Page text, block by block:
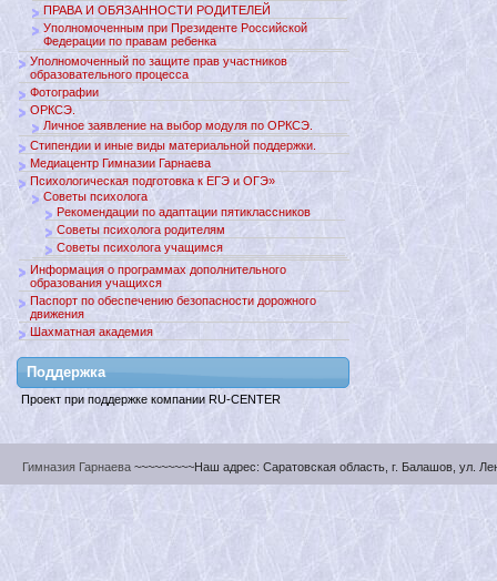
ПРАВА И ОБЯЗАННОСТИ РОДИТЕЛЕЙ
Уполномоченным при Президенте Российской
Федерации по правам ребенка
Уполномоченный по защите прав участников
образовательного процесса
Фотографии
ОРКСЭ.
Личное заявление на выбор модуля по ОРКСЭ.
Стипендии и иные виды материальной поддержки.
Медиацентр Гимназии Гарнаева
Психологическая подготовка к ЕГЭ и ОГЭ»
Советы психолога
Рекомендации по адаптации пятиклассников
Советы психолога родителям
Советы психолога учащимся
Информация о программах дополнительного
образования учащихся
Паспорт по обеспечению безопасности дорожного
движения
Шахматная академия
Поддержкa
Проект при поддержке компании RU-CENTER
Гимназия Гарнаева ~~~~~~~~~Наш адрес: Саратовская область, г. Балашов, ул.